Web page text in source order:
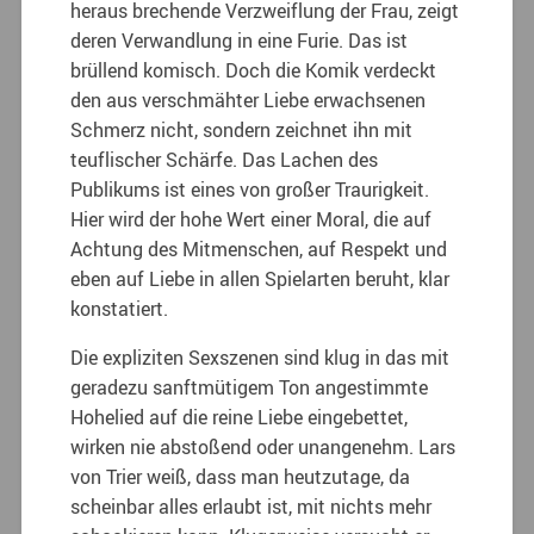
heraus brechende Verzweiflung der Frau, zeigt
deren Verwandlung in eine Furie. Das ist
brüllend komisch. Doch die Komik verdeckt
den aus verschmähter Liebe erwachsenen
Schmerz nicht, sondern zeichnet ihn mit
teuflischer Schärfe. Das Lachen des
Publikums ist eines von großer Traurigkeit.
Hier wird der hohe Wert einer Moral, die auf
Achtung des Mitmenschen, auf Respekt und
eben auf Liebe in allen Spielarten beruht, klar
konstatiert.
Die expliziten Sexszenen sind klug in das mit
geradezu sanftmütigem Ton angestimmte
Hohelied auf die reine Liebe eingebettet,
wirken nie abstoßend oder unangenehm. Lars
von Trier weiß, dass man heutzutage, da
scheinbar alles erlaubt ist, mit nichts mehr